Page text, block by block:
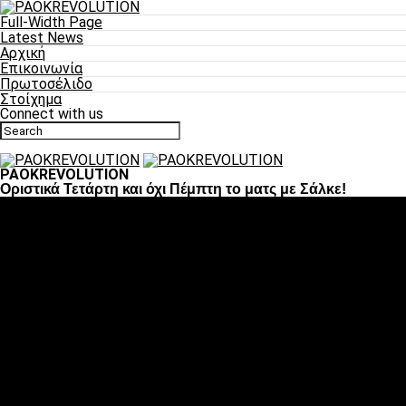
Full-Width Page
Latest News
Αρχική
Επικοινωνία
Πρωτοσέλιδο
Στοίχημα
Connect with us
PAOKREVOLUTION
Οριστικά Τετάρτη και όχι Πέμπτη το ματς με Σάλκε!